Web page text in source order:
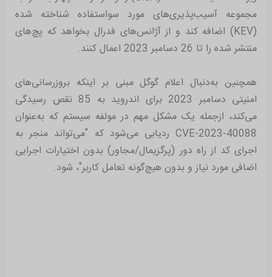
مجموعه آسیب‌پذیری‌های مورد سواستفاده شناخته شده
(KEV) اضافه کند و از آژانس‌های فدرال بخواهد که پچ‌های
منتشر شده را تا 26 دسامبر 2023 اعمال کنند.
همچنین به‌دنبال اعلام گوگل مبنی بر اینکه بروزرسانی‌های
امنیتی دسامبر 2023 برای اندروید به 85 نقص رسیدگی
می‌کند، از‌جمله یک مشکل مهم در مولفه سیستم که به‌عنوان
CVE-2023-40088 رد‌یابی می‌شود که "می‌تواند منجر به
اجرای کد از راه دور (پرگزیمال/مجاور) بدون اختیارات اجرایی
اضافی مورد نیاز و بدون هیچ‌گونه تعامل کاربر"، شود.